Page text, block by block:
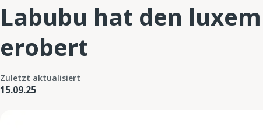
Labubu hat den
erobert
Zuletzt aktualisiert
15.09.25